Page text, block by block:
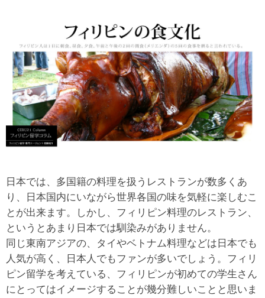
日本では、多国籍の料理を扱うレストランが数多くあ
り、日本国内にいながら世界各国の味を気軽に楽しむこ
とが出来ます。しかし、フィリピン料理のレストラン、
というとあまり日本では馴染みがありません。
同じ東南アジアの、タイやベトナム料理などは日本でも
人気が高く、日本人でもファンが多いでしょう。フィリ
ピン留学を考えている、フィリピンが初めての学生さん
にとってはイメージすることが幾分難しいことと思いま